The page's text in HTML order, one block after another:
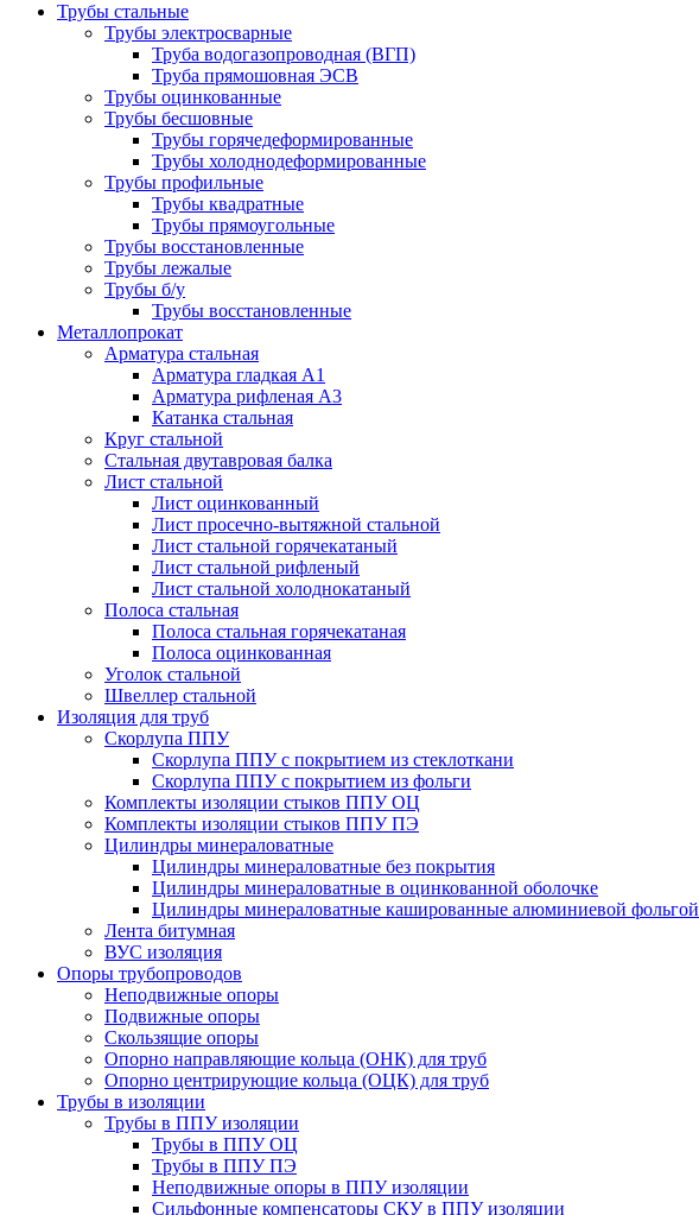
Трубы стальные
Трубы электросварные
Труба водогазопроводная (ВГП)
Труба прямошовная ЭСВ
Трубы оцинкованные
Трубы бесшовные
Трубы горячедеформированные
Трубы холоднодеформированные
Трубы профильные
Трубы квадратные
Трубы прямоугольные
Трубы восстановленные
Трубы лежалые
Трубы б/у
Трубы восстановленные
Металлопрокат
Арматура стальная
Арматура гладкая А1
Арматура рифленая А3
Катанка стальная
Круг стальной
Стальная двутавровая балка
Лист стальной
Лист оцинкованный
Лист просечно-вытяжной стальной
Лист стальной горячекатаный
Лист стальной рифленый
Лист стальной холоднокатаный
Полоса стальная
Полоса стальная горячекатаная
Полоса оцинкованная
Уголок стальной
Швеллер стальной
Изоляция для труб
Скорлупа ППУ
Скорлупа ППУ с покрытием из стеклоткани
Скорлупа ППУ с покрытием из фольги
Комплекты изоляции стыков ППУ ОЦ
Комплекты изоляции стыков ППУ ПЭ
Цилиндры минераловатные
Цилиндры минераловатные без покрытия
Цилиндры минераловатные в оцинкованной оболочке
Цилиндры минераловатные кашированные алюминиевой фольгой
Лента битумная
ВУС изоляция
Опоры трубопроводов
Неподвижные опоры
Подвижные опоры
Скользящие опоры
Опорно направляющие кольца (ОНК) для труб
Опорно центрирующие кольца (ОЦК) для труб
Трубы в изоляции
Трубы в ППУ изоляции
Трубы в ППУ ОЦ
Трубы в ППУ ПЭ
Неподвижные опоры в ППУ изоляции
Сильфонные компенсаторы СКУ в ППУ изоляции